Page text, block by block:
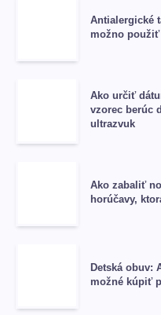
Antialergické
možno použiť
Ako určiť
vzorec berúc
ultrazvuk
Ako zabaliť
horúčavy,
Detská obuv:
možné kúpiť